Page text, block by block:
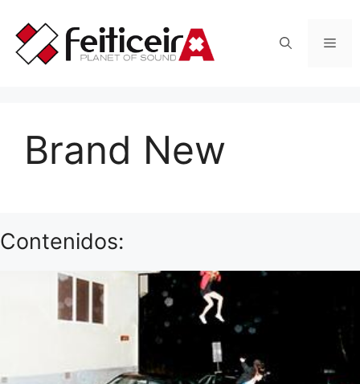
contenido
Brand New
Contenidos: